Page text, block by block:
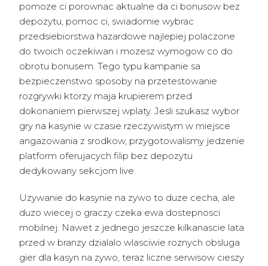
pomoze ci porownac aktualne da ci bonusow bez
depozytu, pomoc ci, swiadomie wybrac
przedsiebiorstwa hazardowe najlepiej polaczone
do twoich oczekiwan i mozesz wymogow co do
obrotu bonusem. Tego typu kampanie sa
bezpieczenstwo sposoby na przetestowanie
rozgrywki ktorzy maja krupierem przed
dokonaniem pierwszej wplaty. Jesli szukasz wybor
gry na kasynie w czasie rzeczywistym w miejsce
angazowania z srodkow, przygotowalismy jedzenie
platform oferujacych filip bez depozytu
dedykowany sekcjom live.
Uzywanie do kasynie na zywo to duze cecha, ale
duzo wiecej o graczy czeka ewa dostepnosci
mobilnej. Nawet z jednego jeszcze kilkanascie lata
przed w branzy dzialalo wlasciwie roznych obsluga
gier dla kasyn na zywo, teraz liczne serwisow cieszy